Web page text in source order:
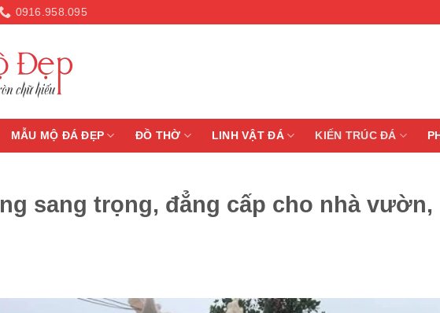
0916.958.095
MẪU MỘ ĐÁ ĐẸP ĐỒ THỜ LINH VẬT ĐÁ KIẾN TRÚC ĐÁ
sang trọng, đẳng cấp cho nhà vườn,